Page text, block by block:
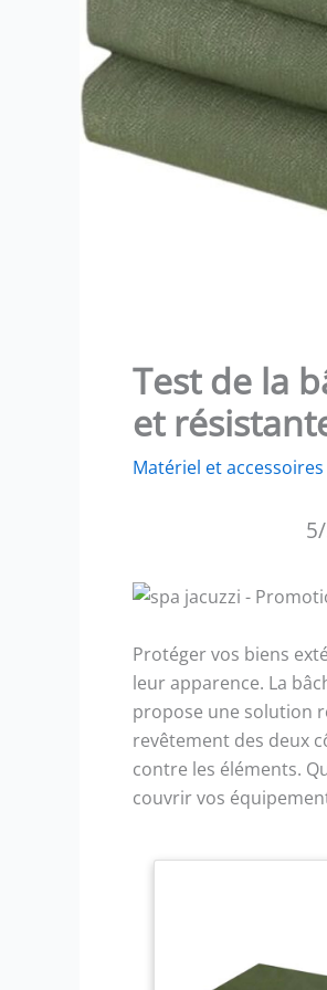
Test de la
et
Matériel et accessoires
Protéger vos biens
leur apparence. La
propose une solution
revêtement des deux
contre les éléments.
couvrir vos